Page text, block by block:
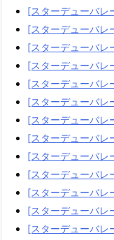
[スターデューバレ
[スターデューバレ
[スターデューバレ
[スターデューバレ
[スターデューバレ
[スターデューバレ
[スターデューバレ
[スターデューバレ
[スターデューバレ
[スターデューバレ
[スターデューバレ
[スターデューバレ
[スターデューバレ